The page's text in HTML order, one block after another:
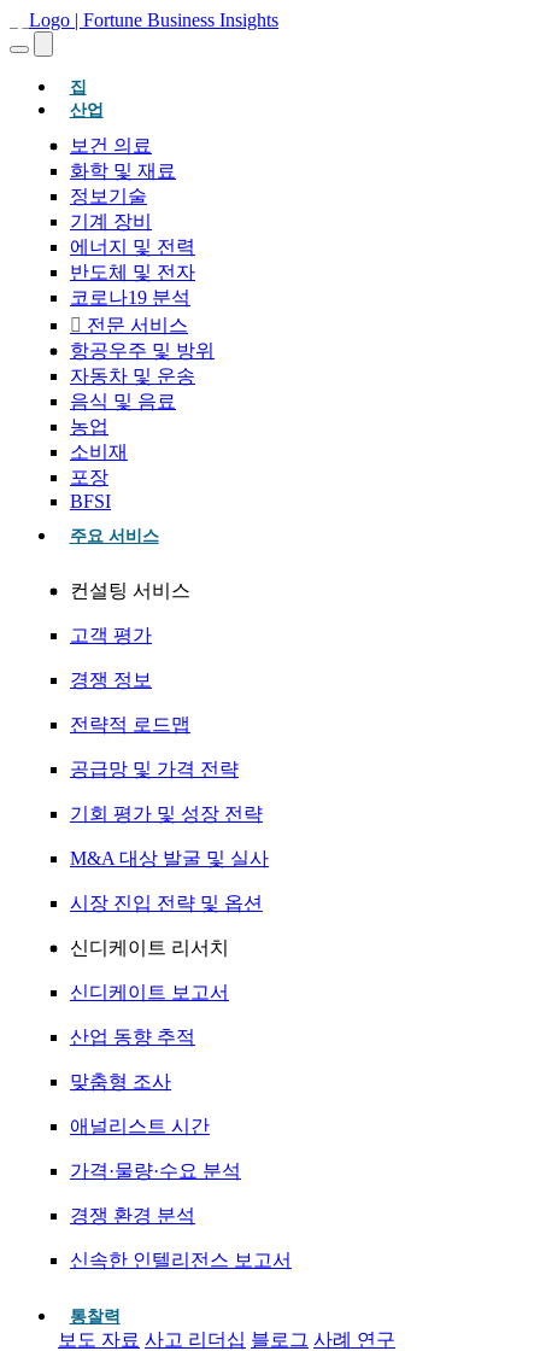
집(현재의)
산업
보건 의료
화학 및 재료
정보기술
기계 장비
에너지 및 전력
반도체 및 전자
코로나19 분석
전문 서비스
항공우주 및 방위
자동차 및 운송
음식 및 음료
농업
소비재
포장
BFSI
주요 서비스
컨설팅 서비스
고객 평가
경쟁 정보
전략적 로드맵
공급망 및 가격 전략
기회 평가 및 성장 전략
M&A 대상 발굴 및 실사
시장 진입 전략 및 옵션
신디케이트 리서치
신디케이트 보고서
산업 동향 추적
맞춤형 조사
애널리스트 시간
가격·물량·수요 분석
경쟁 환경 분석
신속한 인텔리전스 보고서
통찰력
보도 자료 사고 리더십 블로그 사례 연구